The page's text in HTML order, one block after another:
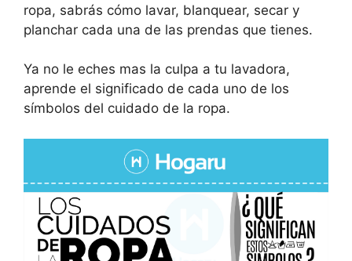
ropa, sabrás cómo lavar, blanquear, secar y
planchar cada una de las prendas que tienes.
Ya no le eches mas la culpa a tu lavadora,
aprende el significado de cada uno de los
símbolos del cuidado de la ropa.